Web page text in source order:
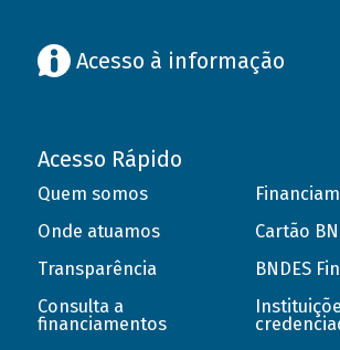
Acesso à informação
Acesso Rápido
Quem somos
Onde atuamos
Transparência
Consulta a
financiamentos
Cartão
BNDES